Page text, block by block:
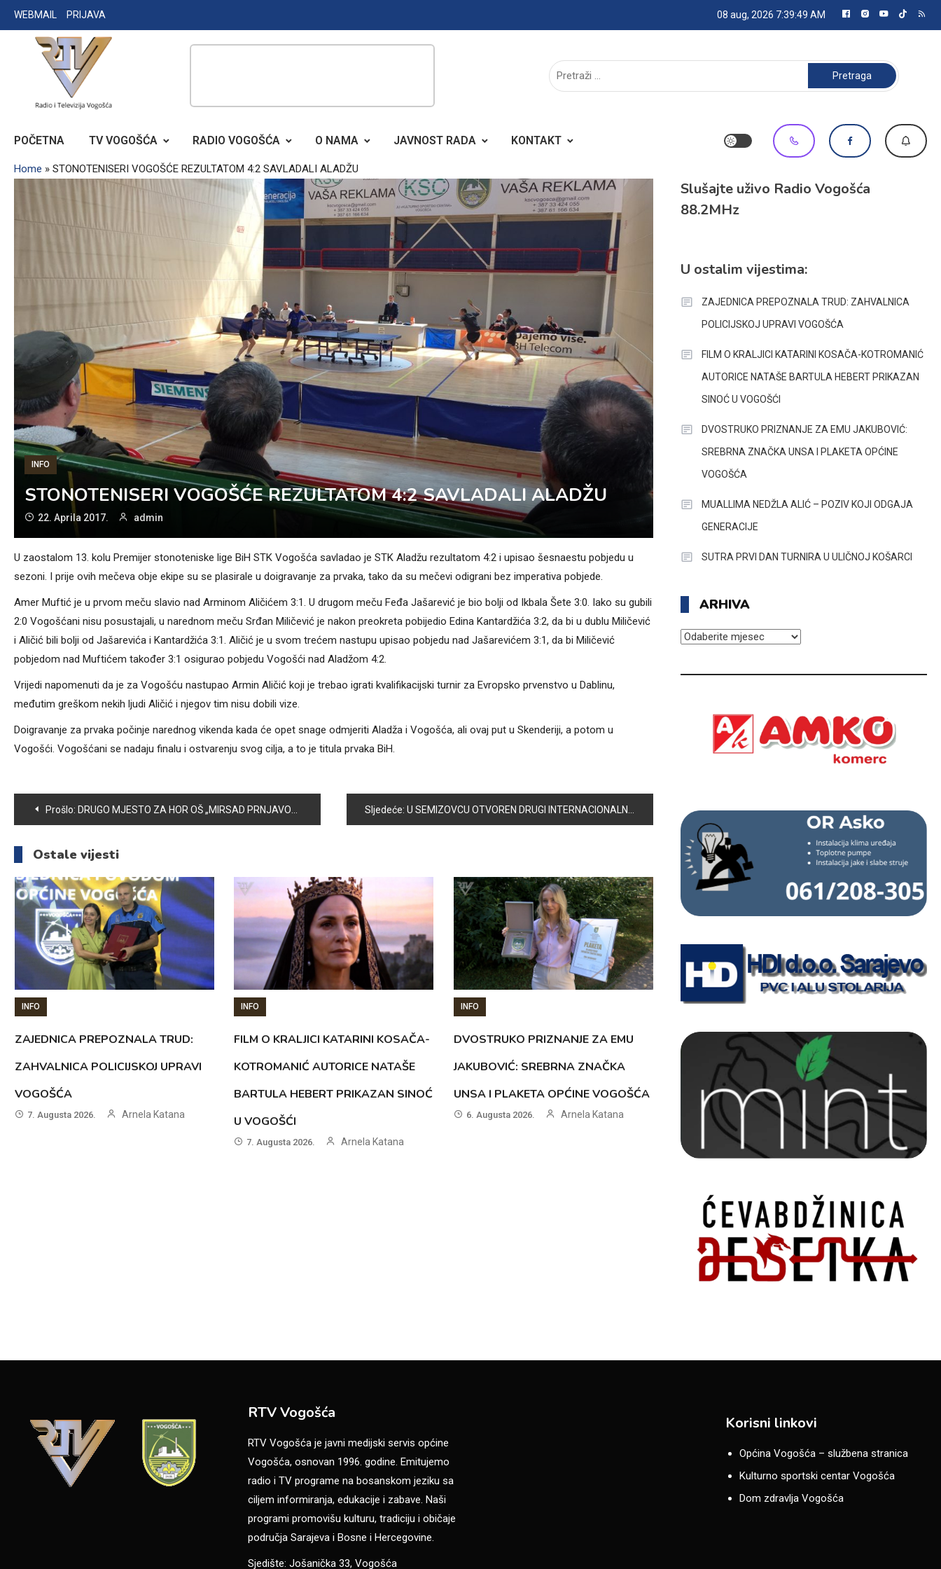
Skip
to
WEBMAIL PRIJAVA 08 aug, 2026 7:39:50 AM
RADIO TELEVIZIJA VOGOŠĆA
Pretraga:
POČETNA TV VOGOŠĆA RADIO VOGOŠĆA O NAMA JAVNOST RADA KONTAKT
Home » STONOTENISERI VOGOŠĆE REZULTATOM 4:2 SAVLADALI ALADŽU
INFO
STONOTENISERI VOGOŠĆE REZULTATOM 4:2 SAVLADALI ALADŽU
22. Aprila 2017. admin
U zaostalom 13. kolu Premijer stonoteniske lige BiH STK Vogošća savladao je STK Aladžu rezultatom 4:2 i upisao šesnaestu pobjedu u
sezoni. I prije ovih mečeva obje ekipe su se plasirale u doigravanje za prvaka, tako da su mečevi odigrani bez imperativa pobjede.
Amer Muftić je u prvom meču slavio nad Arminom Aličićem 3:1. U drugom meču Feđa Jašarević je bio bolji od Ikbala Šete 3:0. Iako su gubili
2:0 Vogošćani nisu posustajali, u narednom meču Srđan Miličević je nakon preokreta pobijedio Edina Kantardžića 3:2, da bi u dublu Miličević
i Aličić bili bolji od Jašarevića i Kantardžića 3:1. Aličić je u svom trećem nastupu upisao pobjedu nad Jašarevićem 3:1, da bi Miličević
pobjedom nad Muftićem također 3:1 osigurao pobjedu Vogošći nad Aladžom 4:2.
Vrijedi napomenuti da je za Vogošću nastupao Armin Aličić koji je trebao igrati kvalifikacijski turnir za Evropsko prvenstvo u Dablinu,
međutim greškom nekih ljudi Aličić i njegov tim nisu dobili vize.
Doigravanje za prvaka počinje narednog vikenda kada će opet snage odmjeriti Aladža i Vogošća, ali ovaj put u Skenderiji, a potom u
Vogošći. Vogošćani se nadaju finalu i ostvarenju svog cilja, a to je titula prvaka BiH.
Navigacija
članaka
Prošlo: DRUGO MJESTO ZA HOR OŠ „MIRSAD PRNJAVORAC“ NA KANTONALNOM TAKMIČENJU Sljedeće: U SEMIZOVCU OTVOREN DRUGI INTERNACIONALNI GIMNASTIČKI TURNIR „FRIENDSHIP 2017“
Ostale vijesti
INFO
ZAJEDNICA PREPOZNALA TRUD:
ZAHVALNICA POLICIJSKOJ UPRAVI
VOGOŠĆA
7. Augusta 2026. Arnela Katana
INFO
FILM O KRALJICI KATARINI KOSAČA-
KOTROMANIĆ AUTORICE NATAŠE
BARTULA HEBERT PRIKAZAN SINOĆ
U VOGOŠĆI
7. Augusta 2026. Arnela Katana
INFO
DVOSTRUKO PRIZNANJE ZA EMU
JAKUBOVIĆ: SREBRNA ZNAČKA
UNSA I PLAKETA OPĆINE VOGOŠĆA
6. Augusta 2026. Arnela Katana
Slušajte uživo Radio Vogošća
88.2MHz
U ostalim vijestima:
ZAJEDNICA PREPOZNALA TRUD: ZAHVALNICA
POLICIJSKOJ UPRAVI VOGOŠĆA
FILM O KRALJICI KATARINI KOSAČA-KOTROMANIĆ
AUTORICE NATAŠE BARTULA HEBERT PRIKAZAN
SINOĆ U VOGOŠĆI
DVOSTRUKO PRIZNANJE ZA EMU JAKUBOVIĆ:
SREBRNA ZNAČKA UNSA I PLAKETA OPĆINE
VOGOŠĆA
MUALLIMA NEDŽLA ALIĆ – POZIV KOJI ODGAJA
GENERACIJE
SUTRA PRVI DAN TURNIRA U ULIČNOJ KOŠARCI
ARHIVA
ARHIVA
RTV Vogošća
RTV Vogošća je javni medijski servis općine
Vogošća, osnovan 1996. godine. Emitujemo
radio i TV programe na bosanskom jeziku sa
ciljem informiranja, edukacije i zabave. Naši
programi promovišu kulturu, tradiciju i običaje
područja Sarajeva i Bosne i Hercegovine.
Sjedište: Jošanička 33, Vogošća
Korisni linkovi
Općina Vogošća – službena stranica
Kulturno sportski centar Vogošća
Dom zdravlja Vogošća